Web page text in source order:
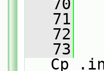
   70
   71
   72
   73